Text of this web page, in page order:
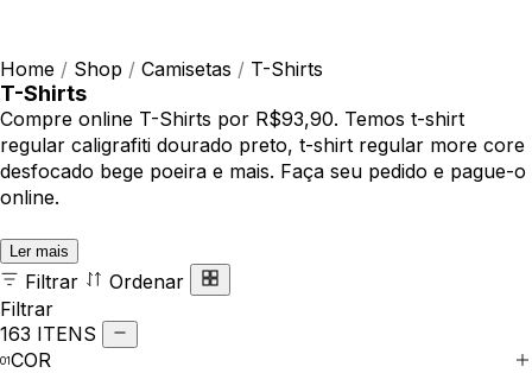
Home / Shop / Camisetas / T-Shirts
T-Shirts
Compre online T-Shirts por R$93,90. Temos t-shirt
regular caligrafiti dourado preto, t-shirt regular more core
desfocado bege poeira e mais. Faça seu pedido e pague-o
online.
Ler mais
Filtrar
Ordenar
Filtrar
163 ITENS
COR